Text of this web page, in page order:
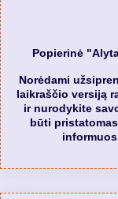
Popierinė
Norėdami
laikraščio versiją
ir nurodykite
būti